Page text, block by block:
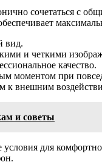
сочетаться с
вид.
и четкими
качество.
моментом при
к внешним
и советы
для